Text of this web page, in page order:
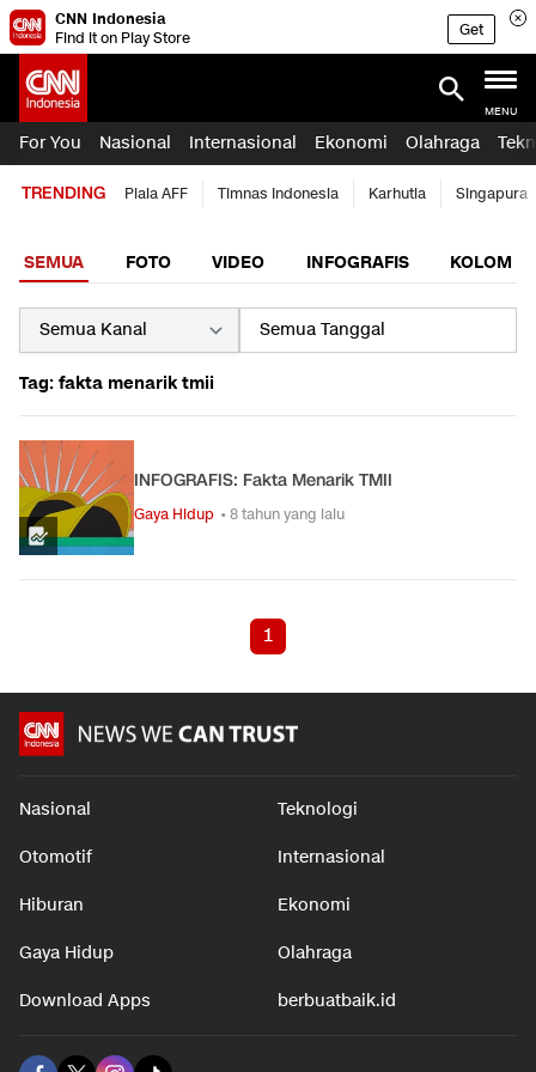
CNN Indonesia
Find it on Play Store
Get
MENU
For You Nasional Internasional Ekonomi Olahraga
TRENDING Piala AFF Timnas Indonesia Karhutla Singapura
SEMUA FOTO VIDEO INFOGRAFIS KOLOM
Tag: fakta menarik tmii
INFOGRAFIS: Fakta Menarik TMII
Gaya Hidup • 8 tahun yang lalu
1
Nasional Teknologi
Otomotif Internasional
Hiburan Ekonomi
Gaya Hidup Olahraga
Download Apps berbuatbaik.id